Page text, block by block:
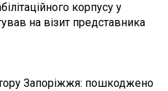
корпусу у
на візит представника
Запоріжжя: пошкоджено